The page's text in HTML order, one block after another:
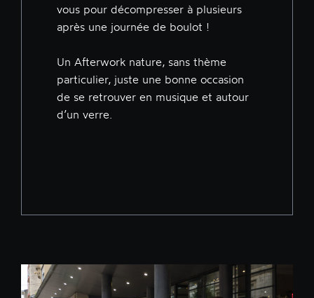
vous pour décompresser à plusieurs
après une journée de boulot !
Un Afterwork nature, sans thème
particulier, juste une bonne occasion
de se retrouver en musique et autour
d’un verre.